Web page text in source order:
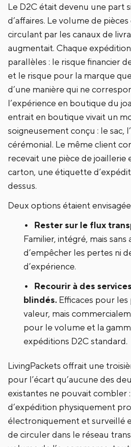
Le D2C était devenu une part
d’affaires. Le volume de
circulant par les canaux de
augmentait. Chaque
parallèles : le risque financier
et le risque pour la marque
d’une manière qui ne
l’expérience en boutique du
entrait en boutique vivait un
soigneusement conçu : le sac,
cérémonial. Le même client
recevait une pièce de joaillerie
carton, une étiquette
dessus.
Deux options étaient
Rester sur le flux
Familier, intégré, mais
d’empêcher les pertes ni
d’expérience.
Recourir à des
blindés. Efficaces pour
valeur, mais
pour le volume et la
expéditions D2C standard.
LivingPackets offrait une
pour l’écart qu’aucune des
existantes ne pouvait combler
d’expédition physiquement
électroniquement et surveillé
de circuler dans le réseau